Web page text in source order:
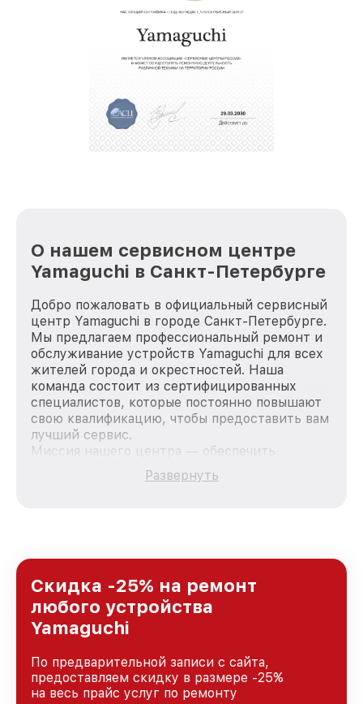
О нашем сервисном центре
Yamaguchi в Санкт-Петербурге
Добро пожаловать в официальный сервисный
центр Yamaguchi в городе Санкт-Петербурге.
Мы предлагаем профессиональный ремонт и
обслуживание устройств Yamaguchi для всех
жителей города и окрестностей. Наша
команда состоит из сертифицированных
специалистов, которые постоянно повышают
свою квалификацию, чтобы предоставить вам
лучший сервис.
Миссия нашего центра — обеспечить
качественный и доступный ремонт для
каждого пользователя продукции Yamaguchi,
городе Санкт-Петербурге, постоянно
повышая уровень доверия и лояльности
наших клиентов.
Развернуть
Скидка -25% на ремонт
любого устройства
Yamaguchi
По предварительной записи с сайта,
предоставляем скидку в размере -25%
на весь прайс услуг по ремонту